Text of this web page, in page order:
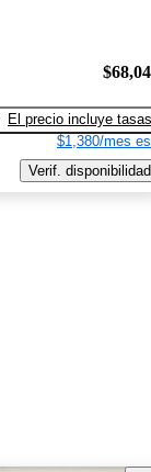
El precio incluye tasas
$1,380/mes
Verif. disponibilidad